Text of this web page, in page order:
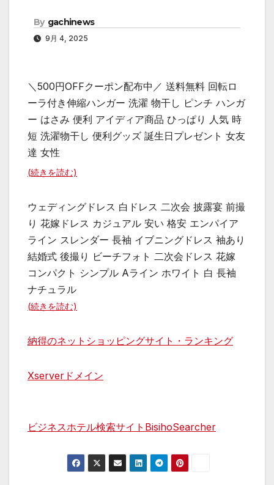
By gachinews
9月 4, 2025
＼500円OFFクーポン配布中／ 送料無料 回転ロ
ーラ付き伸縮ハンガー 洗濯 物干し ピンチ ハンガ
ー はさみ 便利 アイディア商品 ひっぱり 人気 時
短 洗濯物干し 便利グッズ 誕生日プレゼント 女友
達 女性
(続きを読む)
ウェディングドレス 白ドレス 二次会 披露宴 前撮
り 花嫁ドレス カジュアル 安い 格安 エンパイア
ライン スレンダー 長袖 イブニングドレス 袖あり
結婚式 後撮り ビーチフォト 二次会ドレス 花嫁
コンパクト シンプル Aライン ホワイト 白 長袖
ナチュラル
(続きを読む)
納得のネットショッピングサイト・ランキング
Xserverドメイン
ビジネスホテル検索サイトBisihoSearcher